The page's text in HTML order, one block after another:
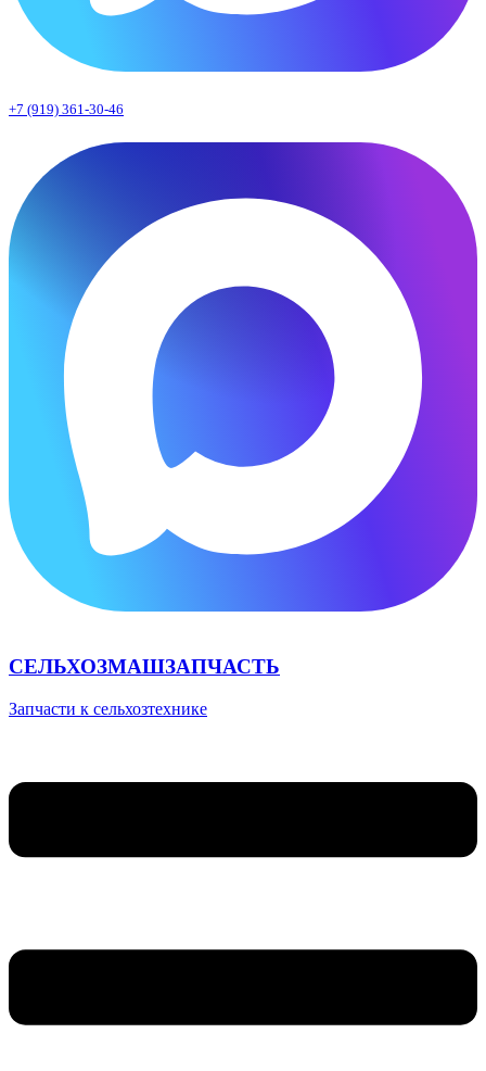
+7 (919) 361-30-46
СЕЛЬХОЗМАШЗАПЧАСТЬ
Запчасти к сельхозтехнике